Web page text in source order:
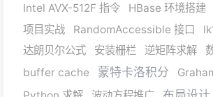
Intel AVX-512F 指令
HBase 环境搭建
项目实战 RandomAccessible 接口
达朗贝尔公式
安装栅栏 逆矩阵求解
buffer cache
蒙特卡洛积分